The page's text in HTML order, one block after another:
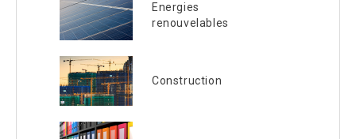
Energies
renouvelables
Construction